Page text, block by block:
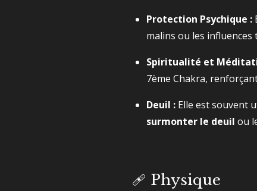
Protection Psychique :
malins ou les influences
Spiritualité et
7ème Chakra,
Deuil : Elle est souvent
surmonter le deuil ou
🩹 Physique